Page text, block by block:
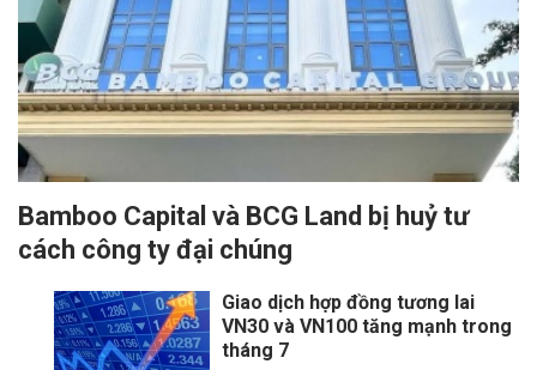
Bamboo Capital và BCG Land bị huỷ tư
cách công ty đại chúng
Giao dịch hợp đồng tương lai
VN30 và VN100 tăng mạnh trong
tháng 7